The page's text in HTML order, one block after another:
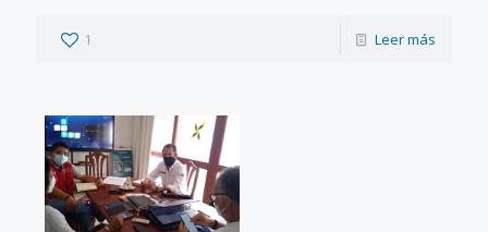
1 Leer más